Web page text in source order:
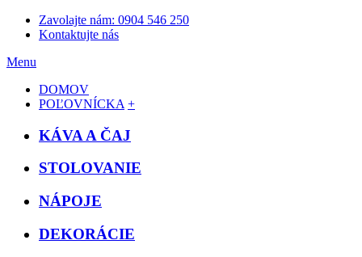
Zavolajte nám: 0904 546 250
Kontaktujte nás
Menu
DOMOV
POĽOVNÍCKA +
KÁVA A ČAJ
STOLOVANIE
NÁPOJE
DEKORÁCIE